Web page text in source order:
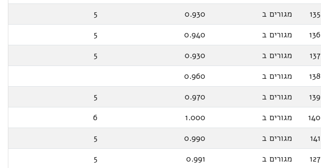
135
מגורים ב 0.930
5
136
מגורים ב 0.940
5
137
מגורים ב 0.930
5
138
מגורים ב
0.960
139
מגורים ב 0.970
5
140
מגורים ב 1.000
6
141
מגורים ב 0.990
5
127
מגורים ב 0.991
5